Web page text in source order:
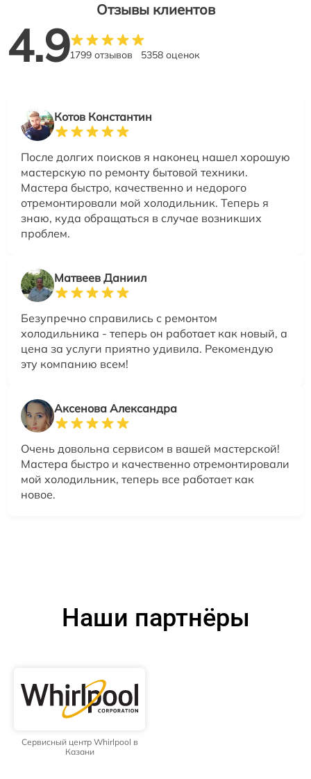
Отзывы клиентов
4.91799 отзывов 5358 оценок
Котов Константин
После долгих поисков я наконец нашел хорошую
мастерскую по ремонту бытовой техники.
Мастера быстро, качественно и недорого
отремонтировали мой холодильник. Теперь я
знаю, куда обращаться в случае возникших
проблем.
Матвеев Даниил
Безупречно справились с ремонтом
холодильника - теперь он работает как новый, а
цена за услуги приятно удивила. Рекомендую
эту компанию всем!
Аксенова Александра
Очень довольна сервисом в вашей мастерской!
Мастера быстро и качественно отремонтировали
мой холодильник, теперь все работает как
новое.
Наши партнёры
Сервисный центр Whirlpool в
Казани